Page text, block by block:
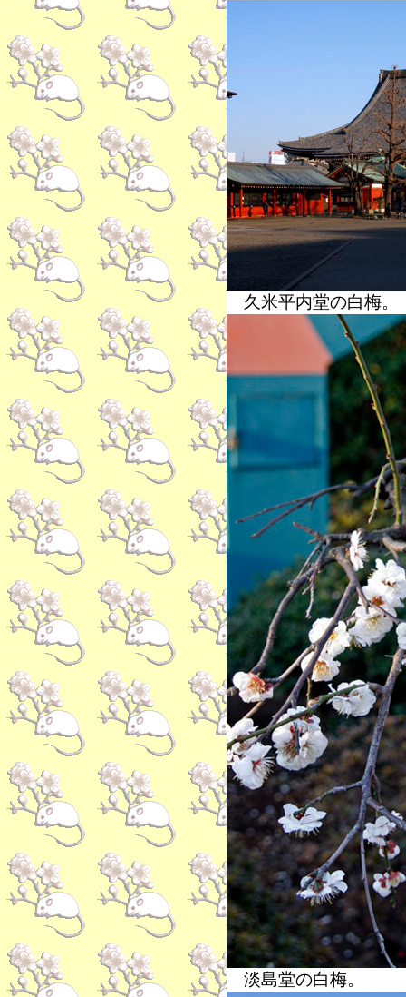
久米平内堂の白梅。
淡島堂の白梅。